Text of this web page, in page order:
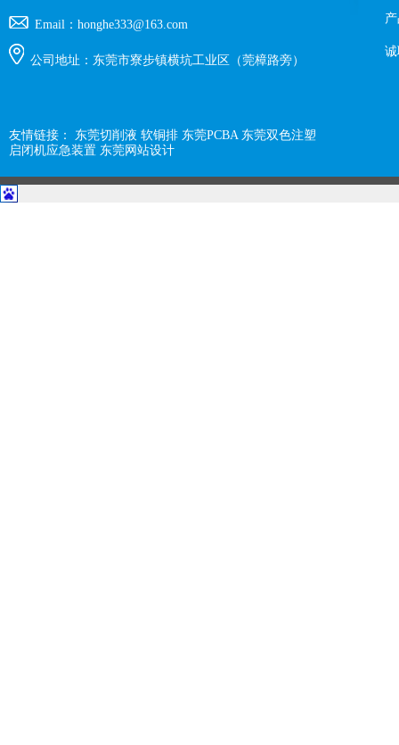
Email：honghe333@163.com
公司地址：东莞市寮步镇横坑工业区（莞樟路旁）
友情链接： 东莞切削液 软铜排 东莞PCBA 东莞双色注塑
启闭机应急装置 东莞网站设计